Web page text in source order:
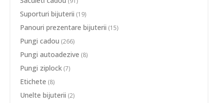
Suporturi bijuterii (19)
Panouri prezentare bijuterii (15)
Pungi cadou (266)
Pungi autoadezive (8)
Pungi ziplock (7)
Etichete (8)
Unelte bijuterii (2)